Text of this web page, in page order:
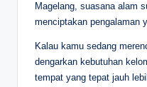
Magelang, suasana alam
menciptakan pengalaman
Kalau kamu sedang
dengarkan kebutuhan
tempat yang tepat jauh